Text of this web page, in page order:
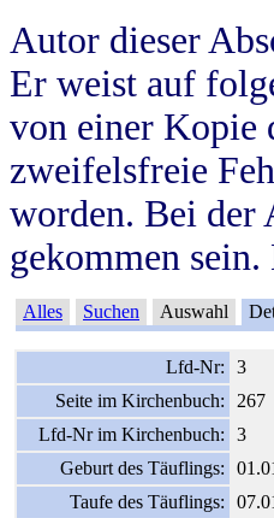
Autor dieser
Er weist auf
von einer Kopie
zweifelsfreie
worden. Bei der
gekommen
Alles Suchen Auswahl
Lfd-Nr:
3
Seite im Kirchenbuch:
267
Lfd-Nr im Kirchenbuch:
3
Geburt des Täuflings:
Taufe des Täuflings: